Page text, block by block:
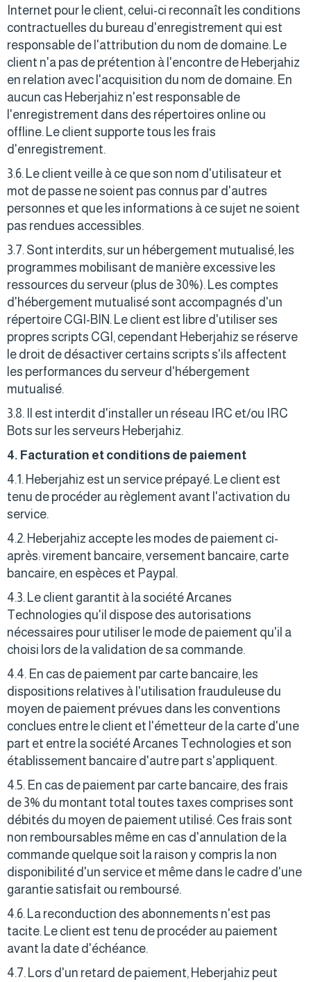
Internet pour le client, celui-ci reconnaît les conditions
contractuelles du bureau d'enregistrement qui est
responsable de l'attribution du nom de domaine. Le
client n'a pas de prétention à l'encontre de Heberjahiz
en relation avec l'acquisition du nom de domaine. En
aucun cas Heberjahiz n'est responsable de
l'enregistrement dans des répertoires online ou
offline. Le client supporte tous les frais
d'enregistrement.
3.6. Le client veille à ce que son nom d'utilisateur et
mot de passe ne soient pas connus par d'autres
personnes et que les informations à ce sujet ne soient
pas rendues accessibles.
3.7. Sont interdits, sur un hébergement mutualisé, les
programmes mobilisant de manière excessive les
ressources du serveur (plus de 30%). Les comptes
d'hébergement mutualisé sont accompagnés d'un
répertoire CGI-BIN. Le client est libre d'utiliser ses
propres scripts CGI, cependant Heberjahiz se réserve
le droit de désactiver certains scripts s'ils affectent
les performances du serveur d'hébergement
mutualisé.
3.8. Il est interdit d'installer un réseau IRC et/ou IRC
Bots sur les serveurs Heberjahiz.
4. Facturation et conditions de paiement
4.1. Heberjahiz est un service prépayé. Le client est
tenu de procéder au règlement avant l'activation du
service.
4.2. Heberjahiz accepte les modes de paiement ci-
après: virement bancaire, versement bancaire, carte
bancaire, en espèces et Paypal.
4.3. Le client garantit à la société Arcanes
Technologies qu'il dispose des autorisations
nécessaires pour utiliser le mode de paiement qu'il a
choisi lors de la validation de sa commande.
4.4. En cas de paiement par carte bancaire, les
dispositions relatives à l'utilisation frauduleuse du
moyen de paiement prévues dans les conventions
conclues entre le client et l'émetteur de la carte d'une
part et entre la société Arcanes Technologies et son
établissement bancaire d'autre part s'appliquent.
4.5. En cas de paiement par carte bancaire, des frais
de 3% du montant total toutes taxes comprises sont
débités du moyen de paiement utilisé. Ces frais sont
non remboursables même en cas d'annulation de la
commande quelque soit la raison y compris la non
disponibilité d'un service et même dans le cadre d'une
garantie satisfait ou remboursé.
4.6. La reconduction des abonnements n'est pas
tacite. Le client est tenu de procéder au paiement
avant la date d'échéance.
4.7. Lors d'un retard de paiement, Heberjahiz peut